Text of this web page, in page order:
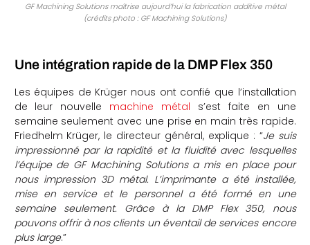
GF Machining Solutions maîtrise aujourd’hui la fabrication additive métal
(crédits photo : GF Machining Solutions)
Une intégration rapide de la DMP Flex 350
Les équipes de Krüger nous ont confié que l’installation
de leur nouvelle machine métal s’est faite en une
semaine seulement avec une prise en main très rapide.
Friedhelm Krüger, le directeur général, explique : “Je suis
impressionné par la rapidité et la fluidité avec lesquelles
l’équipe de GF Machining Solutions a mis en place pour
nous impression 3D métal. L’imprimante a été installée,
mise en service et le personnel a été formé en une
semaine seulement. Grâce à la DMP Flex 350, nous
pouvons offrir à nos clients un éventail de services encore
plus large.”